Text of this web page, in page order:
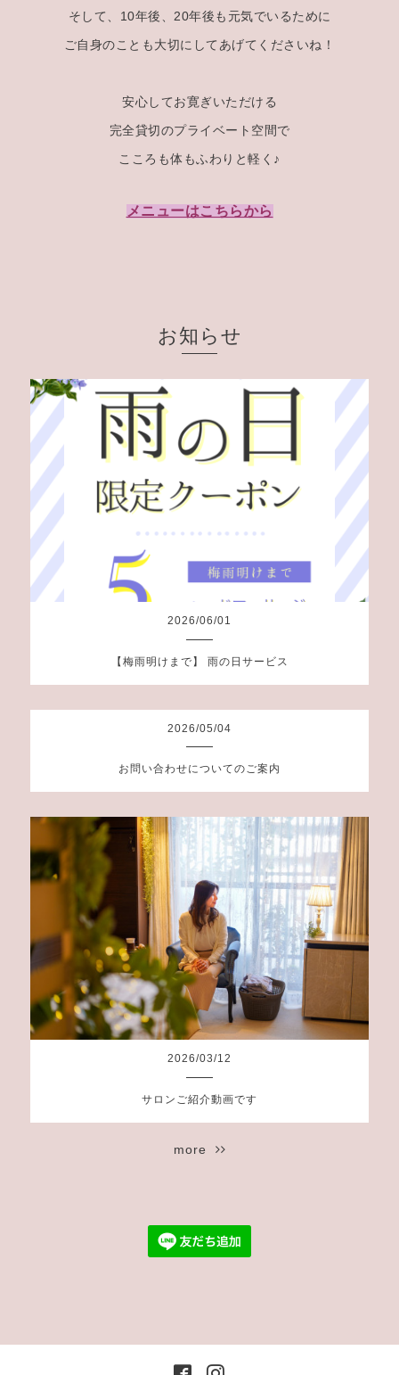
そして、10年後、20年後も元気でいるために
ご自身のことも大切にしてあげてくださいね！
安心してお寛ぎいただける
完全貸切のプライベート空間で
こころも体もふわりと軽く♪
メニューはこちらから
お知らせ
2026/06/01
【梅雨明けまで】 雨の日サービス
2026/05/04
お問い合わせについてのご案内
2026/03/12
サロンご紹介動画です
more